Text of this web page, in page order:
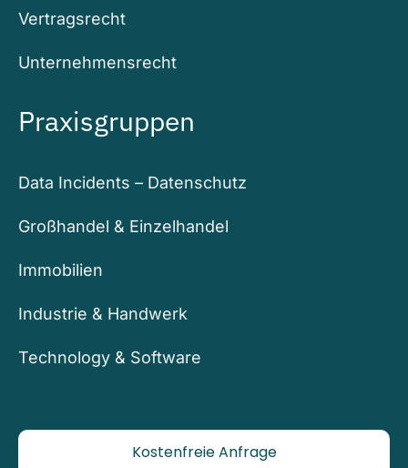
Vertragsrecht
Unternehmensrecht
Praxisgruppen
Data Incidents – Datenschutz
Großhandel & Einzelhandel
Immobilien
Industrie & Handwerk
Technology & Software
Kostenfreie Anfrage